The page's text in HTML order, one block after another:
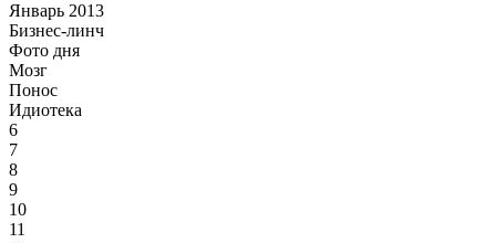
Январь 2013
Бизнес-линч
Фото дня
Мозг
Понос
Идиотека
6
7
8
9
10
11